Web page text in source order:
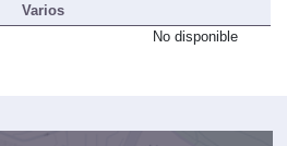
Varios
No disponible